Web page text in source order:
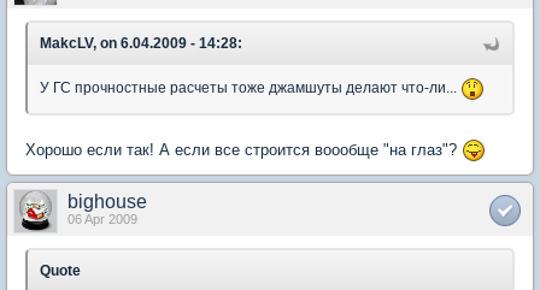
MakcLV, on 6.04.2009 - 14:28:
У ГС прочностные расчеты тоже джамшуты делают что-ли...
Хорошо если так! А если все строится воообще "на глаз"?
bighouse
06 Apr 2009
Quote